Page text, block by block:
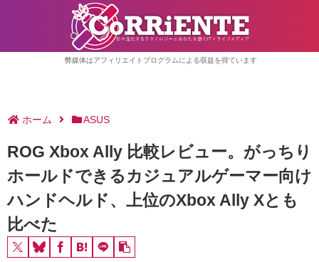
弊媒体はアフィリエイトプログラムによる収益を得ています
ホーム ASUS
ROG Xbox Ally 比較レビュー。がっちり
ホールドできるカジュアルゲーマー向け
ハンドヘルド、上位のXbox Ally Xとも
比べた